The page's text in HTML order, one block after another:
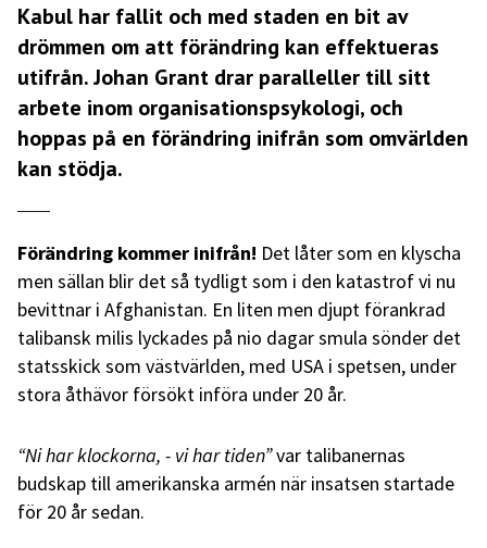
Kabul har fallit och med staden en bit av
drömmen om att förändring kan effektueras
utifrån. Johan Grant drar paralleller till sitt
arbete inom organisationspsykologi, och
hoppas på en förändring inifrån som omvärlden
kan stödja.
Förändring kommer inifrån! Det låter som en klyscha
men sällan blir det så tydligt som i den katastrof vi nu
bevittnar i Afghanistan. En liten men djupt förankrad
talibansk milis lyckades på nio dagar smula sönder det
statsskick som västvärlden, med USA i spetsen, under
stora åthävor försökt införa under 20 år.
“Ni har klockorna, - vi har tiden”var talibanernas
budskap till amerikanska armén när insatsen startade
för 20 år sedan.